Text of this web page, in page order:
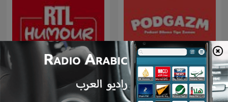
PODGAZM (Podcast
Dilema Tiga Zaman)
RTL Humour